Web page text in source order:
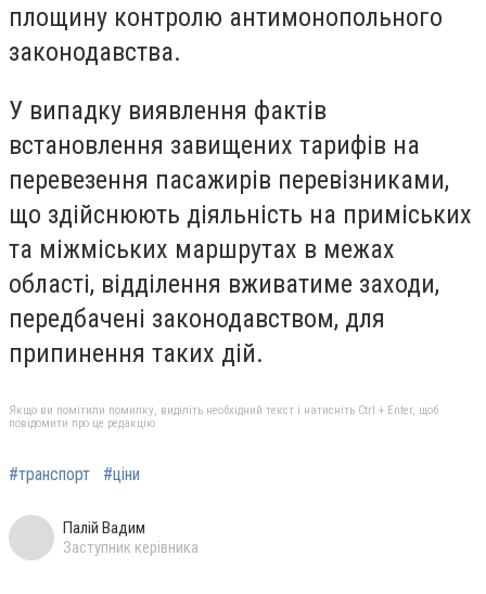
площину контролю антимонопольного
законодавства.
У випадку виявлення фактів
встановлення завищених тарифів на
перевезення пасажирів перевізниками,
що здійснюють діяльність на приміських
та міжміських маршрутах в межах
області, відділення вживатиме заходи,
передбачені законодавством, для
припинення таких дій.
Якщо ви помітили помилку, виділіть необхідний текст і натисніть Ctrl + Enter, щоб
повідомити про це редакцію
#транспорт #ціни
Палій Вадим
Заступник керівника